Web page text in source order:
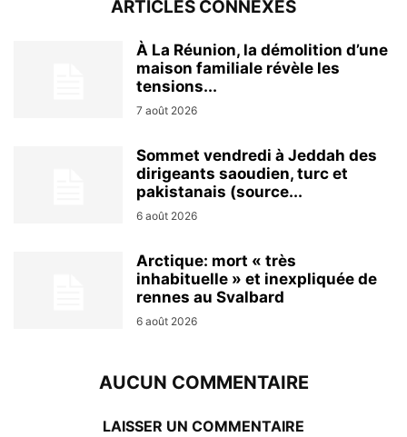
ARTICLES CONNEXES
À La Réunion, la démolition d’une
maison familiale révèle les
tensions...
7 août 2026
Sommet vendredi à Jeddah des
dirigeants saoudien, turc et
pakistanais (source...
6 août 2026
Arctique: mort « très
inhabituelle » et inexpliquée de
rennes au Svalbard
6 août 2026
AUCUN COMMENTAIRE
LAISSER UN COMMENTAIRE